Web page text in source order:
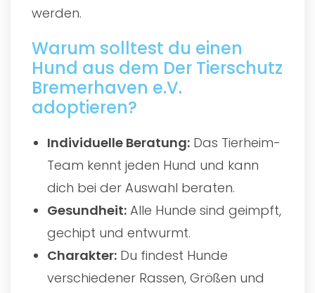
werden.
Warum solltest du einen
Hund aus dem Der Tierschutz
Bremerhaven e.V.
adoptieren?
Individuelle Beratung: Das Tierheim-
Team kennt jeden Hund und kann
dich bei der Auswahl beraten.
Gesundheit: Alle Hunde sind geimpft,
gechipt und entwurmt.
Charakter: Du findest Hunde
verschiedener Rassen, Größen und